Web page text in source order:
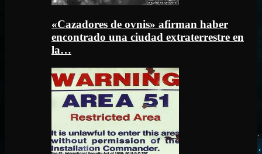
«Cazadores de ovnis» afirman haber
encontrado una ciudad extraterrestre en
la…